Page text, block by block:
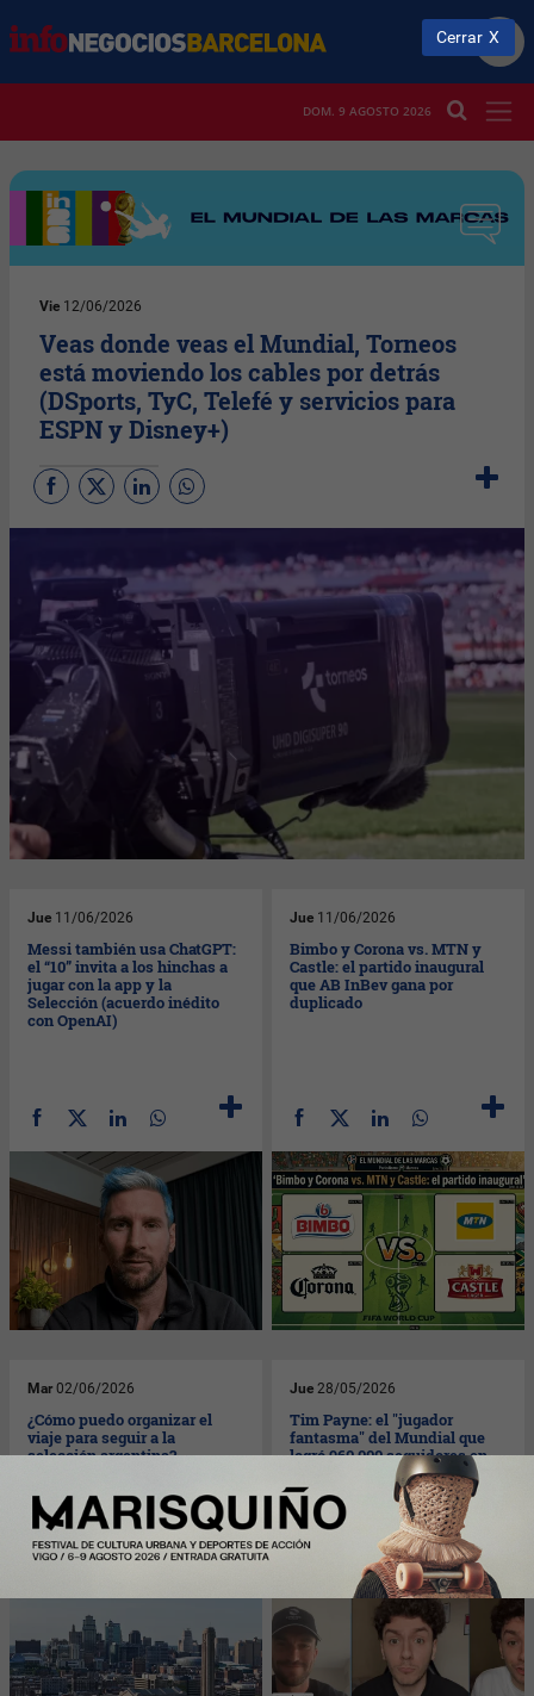
DOM. 9 AGOSTO 2026
Vie 12/06/2026
Veas donde veas el Mundial, Torneos
está moviendo los cables por detrás
(DSports, TyC, Telefé y servicios para
ESPN y Disney+)
Jue 11/06/2026
Messi también usa ChatGPT:
el “10” invita a los hinchas a
jugar con la app y la
Selección (acuerdo inédito
con OpenAI)
Jue 11/06/2026
Bimbo y Corona vs. MTN y
Castle: el partido inaugural
que AB InBev gana por
duplicado
Mar 02/06/2026
¿Cómo puedo organizar el
viaje para seguir a la
selección argentina?
Jue 28/05/2026
Tim Payne: el "jugador
fantasma" del Mundial que
logró 960.000 seguidores en
48 horas (la lección de las
redes)
Cerrar